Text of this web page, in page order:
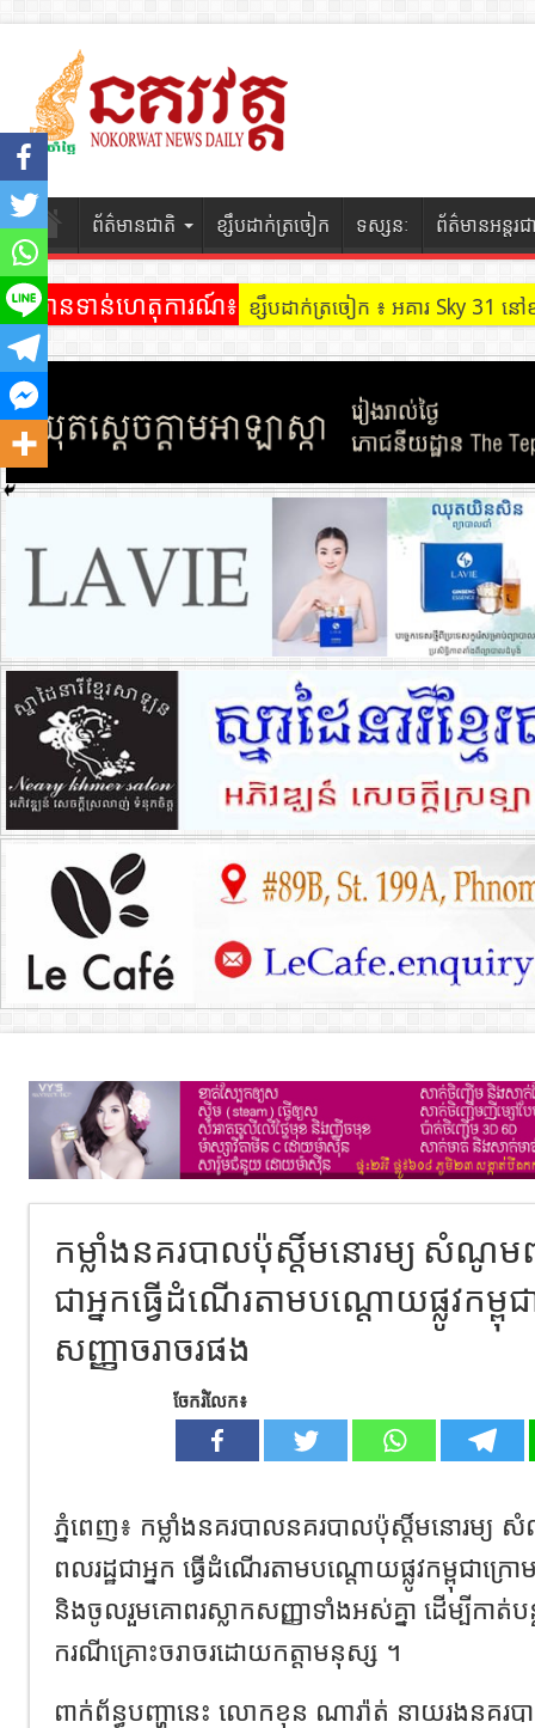
ព័ត៌មានជាតិ ខ្សឹបដាក់ត្រចៀក ទស្សនៈ ព័ត៌មានអន្តរជ
ព័ត៌មានទាន់ហេតុការណ៍៖ ខ្សឹបដាក់ត្រចៀក ៖ អគារ Sky 31
ខ្សឹបដាក់ត្រចៀក ៖ ដល់ករ ! ឈ្មួញដឹក
កម្លាំងនគរបាលប៉ុស្តិ៍មនោរម្យ សំណូម
ជាអ្នកធ្វើដំណើរតាមបណ្ដោយផ្លូវកម្ពុ
សញ្ញាចរាចរផង
ចែករំលែក៖
ភ្នំពេញ៖ កម្លាំងនគរបាលនគរបាលប៉ុស្តិ៍មនោរម្យ
ពលរដ្ឋជាអ្នក ធ្វើដំណើរតាមបណ្ដោយផ្លូវកម្ពុជាក្រ
និងចូលរួមគោពរស្លាកសញ្ញាទាំងអស់គ្នា ដើម្បីកាត់ប
ករណីគ្រោះចរាចរដោយកត្តាមនុស្ស ។
ពាក់ព័ន្ធបញ្ហានេះ លោកខុន ណារ៉ាត់ នាយរងនគរប